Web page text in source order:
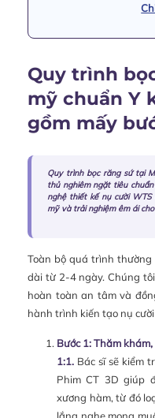
Quy trình
mỹ chuẩn Y
gồm mấy
Quy trình bọc răng sứ tại
thủ nghiêm ngặt tiêu
nghệ thiết kế nụ cười WTS
mỹ và trải nghiệm êm ái
Toàn bộ quá trình
dài từ 2-4 ngày. Chúng
hoàn toàn an tâm và
hành trình kiến tạo nụ cười
Bước 1: Thăm
1:1.Bác sĩ sẽ kiểm
Phim CT 3D giúp
xương hàm, từ đó
lắng nghe mong